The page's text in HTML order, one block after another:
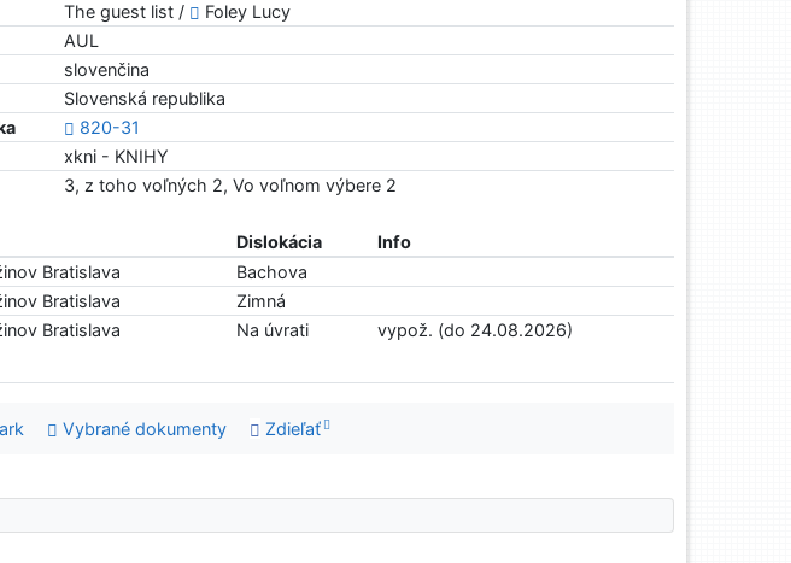
The guest list /
Foley Lucy
AUL
slovenčina
Slovenská republika
820-31
xkni - KNIHY
3, z toho voľných 2, Vo voľnom výbere 2
Dislokácia
Info
Bratislava
Bachova
Bratislava
Zimná
Bratislava Na úvrati vypož. (do 24.08.2026)
Vybrané dokumenty Zdieľať